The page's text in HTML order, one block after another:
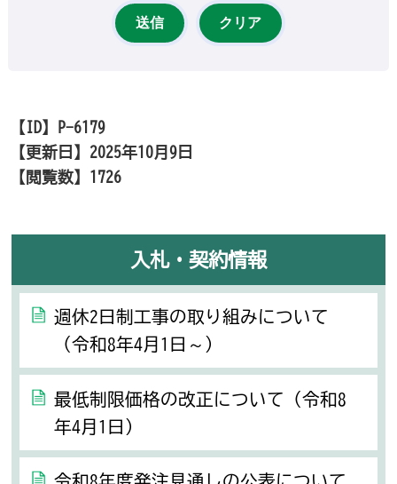
【ID】
P-6179
【更新日】 2025年10月9日
【閲覧数】 1726
入札・契約情報
週休2日制工事の取り組みについて
（令和8年4月1日～）
最低制限価格の改正について（令和8
年4月1日）